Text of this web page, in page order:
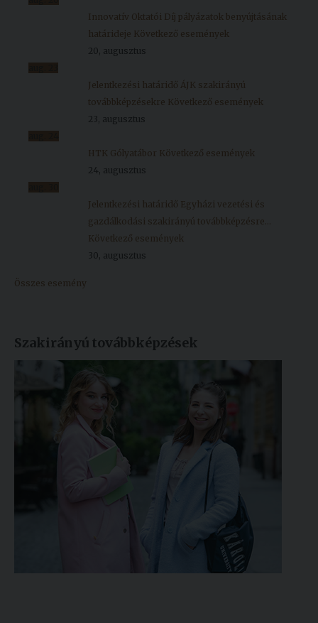
Innovatív Oktatói Díj pályázatok benyújtásának
határideje Következő események
20, augusztus
Jelentkezési határidő ÁJK szakirányú
továbbképzésekre Következő események
23, augusztus
HTK Gólyatábor Következő események
24, augusztus
Jelentkezési határidő Egyházi vezetési és
gazdálkodási szakirányú továbbképzésre...
Következő események
30, augusztus
Összes esemény
Szakirányú továbbképzések